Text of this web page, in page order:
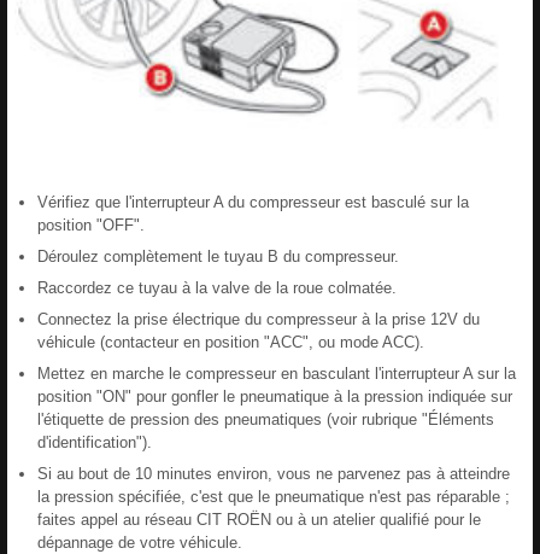
Vérifiez que l'interrupteur A du compresseur est basculé sur la
position "OFF".
Déroulez complètement le tuyau B du compresseur.
Raccordez ce tuyau à la valve de la roue colmatée.
Connectez la prise électrique du compresseur à la prise 12V du
véhicule (contacteur en position "ACC", ou mode ACC).
Mettez en marche le compresseur en basculant l'interrupteur A sur la
position "ON" pour gonfler le pneumatique à la pression indiquée sur
l'étiquette de pression des pneumatiques (voir rubrique "Éléments
d'identification").
Si au bout de 10 minutes environ, vous ne parvenez pas à atteindre
la pression spécifiée, c'est que le pneumatique n'est pas réparable ;
faites appel au réseau CIT ROËN ou à un atelier qualifié pour le
dépannage de votre véhicule.